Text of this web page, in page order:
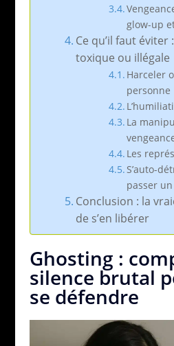
glow-up
Ce qu’il faut éviter
toxique ou illégale
Harceler
personne
La
Les
S’auto-
passer
Conclusion : la
de s’en libérer
Ghosting :
silence brutal
se défendre